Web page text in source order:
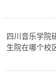
四川音乐学院
生院在哪个校